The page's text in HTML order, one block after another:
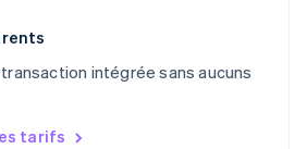
intégrée sans aucuns
tarifs
Chine